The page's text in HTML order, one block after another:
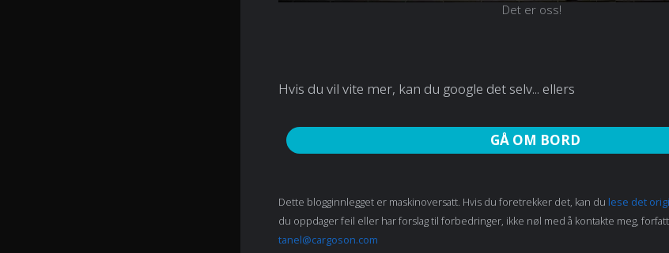
Det er oss!
Hvis du vil vite mer, kan du google det selv... ellers
GÅ OM BORD
Dette blogginnlegget er maskinoversatt. Hvis du foretrekker det, kan du lese det
du oppdager feil eller har forslag til forbedringer, ikke nøl med å kontakte meg,
tanel@cargoson.com